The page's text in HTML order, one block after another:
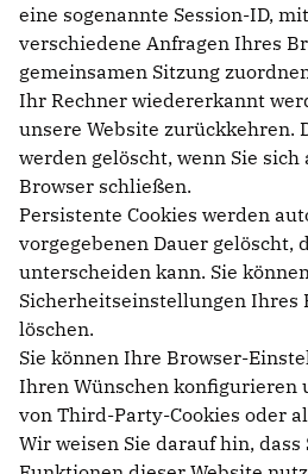
eine sogenannte Session-ID,
verschiedene Anfragen Ihres
gemeinsamen Sitzung
Ihr Rechner wiedererkannt
unsere Website zurückkehren.
werden gelöscht, wenn Sie sich
Browser schließen.
Persistente Cookies werden
vorgegebenen Dauer gelöscht,
unterscheiden kann. Sie
Sicherheitseinstellungen Ihres
löschen.
Sie können Ihre Browser-
Ihren Wünschen konfigurieren
von Third-Party-Cookies oder
Wir weisen Sie darauf hin,